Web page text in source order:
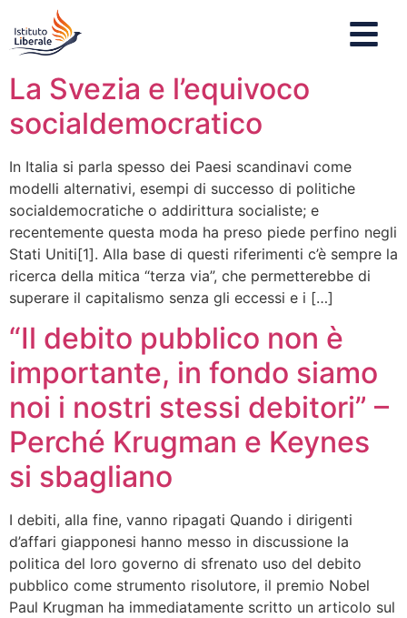
La Svezia e l’equivoco
socialdemocratico
In Italia si parla spesso dei Paesi scandinavi come
modelli alternativi, esempi di successo di politiche
socialdemocratiche o addirittura socialiste; e
recentemente questa moda ha preso piede perfino negli
Stati Uniti[1]. Alla base di questi riferimenti c’è sempre la
ricerca della mitica “terza via”, che permetterebbe di
superare il capitalismo senza gli eccessi e i […]
“Il debito pubblico non è
importante, in fondo siamo
noi i nostri stessi debitori” –
Perché Krugman e Keynes
si sbagliano
I debiti, alla fine, vanno ripagati Quando i dirigenti
d’affari giapponesi hanno messo in discussione la
politica del loro governo di sfrenato uso del debito
pubblico come strumento risolutore, il premio Nobel
Paul Krugman ha immediatamente scritto un articolo sul